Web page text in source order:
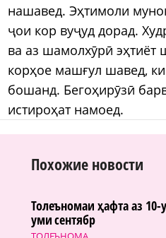
нашавед. Эҳтимоли
ҷои кор вуҷуд дорад.
ва аз шамолхӯрӣ эҳтиёт
корҳое машғул шавед,
бошанд. Бегоҳирӯзӣ
истироҳат намоед.
Похожие новости
Толеъномаи ҳафта аз 10-
уми сентябр